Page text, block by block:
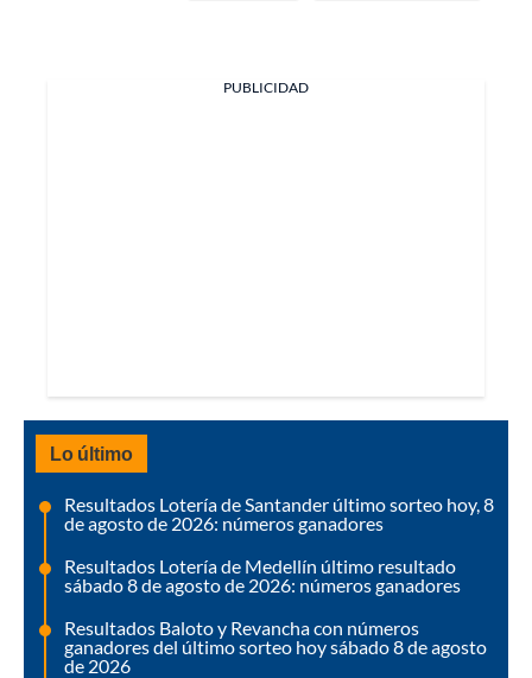
PUBLICIDAD
Lo último
Resultados Lotería de Santander último sorteo hoy, 8
de agosto de 2026: números ganadores
Resultados Lotería de Medellín último resultado
sábado 8 de agosto de 2026: números ganadores
Resultados Baloto y Revancha con números
ganadores del último sorteo hoy sábado 8 de agosto
de 2026